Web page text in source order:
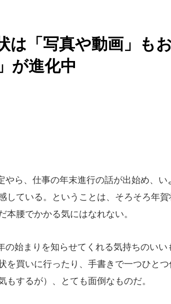
は「写真や動画」
が進化中
やら、仕事の年末進行の話が出始め、い
している。ということは、そろそろ年
本腰でかかる気にはなれない。
の始まりを知らせてくれる気持ちのい
を買いに行ったり、手書きで一つひと
もするが）、とても面倒なものだ。